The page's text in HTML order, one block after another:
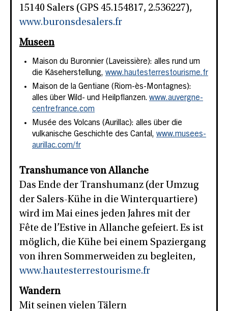
15140 Salers (GPS 45.154817, 2.536227),
www.buronsdesalers.fr
Museen
Maison du Buronnier (Laveissière): alles rund um
die Käseherstellung, www.hautesterrestourisme.fr
Maison de la Gentiane (Riom-ès-Montagnes):
alles über Wild- und Heilpflanzen. www.auvergne-
centrefrance.com
Musée des Volcans (Aurillac): alles über die
vulkanische Geschichte des Cantal, www.musees-
aurillac.com/fr
Transhumance von Allanche
Das Ende der Transhumanz (der Umzug
der Salers-Kühe in die Winterquartiere)
wird im Mai eines jeden Jahres mit der
Fête de l’Estive in Allanche gefeiert. Es ist
möglich, die Kühe bei einem Spaziergang
von ihren Sommerweiden zu begleiten,
www.hautesterrestourisme.fr
Wandern
Mit seinen vielen Tälern